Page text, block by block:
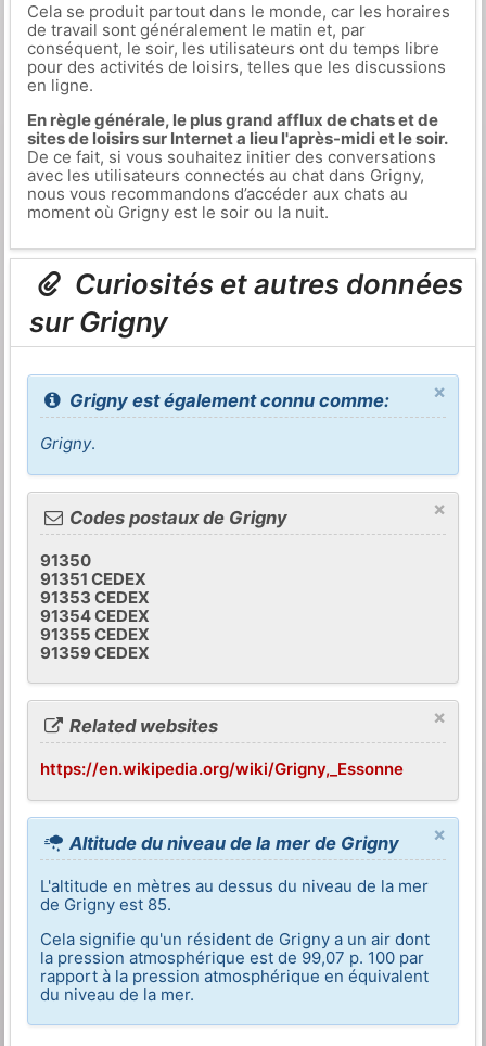
Cela se produit partout dans le monde, car les horaires
de travail sont généralement le matin et, par
conséquent, le soir, les utilisateurs ont du temps libre
pour des activités de loisirs, telles que les discussions
en ligne.
En règle générale, le plus grand afflux de chats et de
sites de loisirs sur Internet a lieu l'après-midi et le soir.
De ce fait, si vous souhaitez initier des conversations
avec les utilisateurs connectés au chat dans Grigny,
nous vous recommandons d’accéder aux chats au
moment où Grigny est le soir ou la nuit.
Curiosités et autres données
sur Grigny
×
Grigny est également connu comme:
Grigny.
×
Codes postaux de Grigny
91350
91351 CEDEX
91353 CEDEX
91354 CEDEX
91355 CEDEX
91359 CEDEX
×
Related websites
https://en.wikipedia.org/wiki/Grigny,_Essonne
×
Altitude du niveau de la mer de Grigny
L'altitude en mètres au dessus du niveau de la mer
de Grigny est 85.
Cela signifie qu'un résident de Grigny a un air dont
la pression atmosphérique est de 99,07 p. 100 par
rapport à la pression atmosphérique en équivalent
du niveau de la mer.